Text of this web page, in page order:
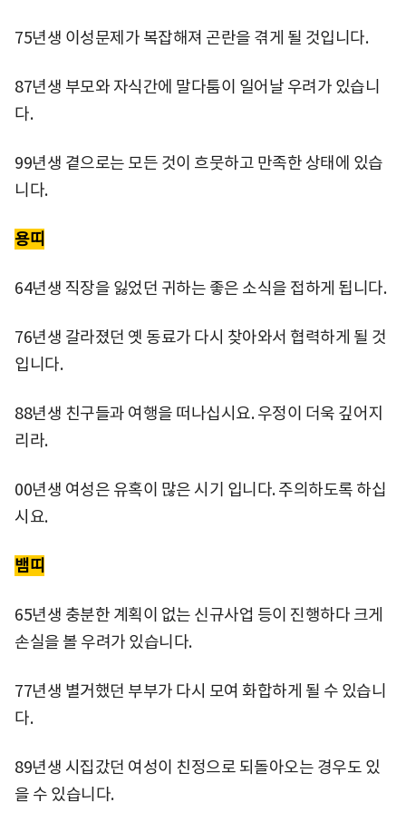
75년생 이성문제가 복잡해져 곤란을 겪게 될 것입니다.
87년생 부모와 자식간에 말다툼이 일어날 우려가 있습니
다.
99년생 곁으로는 모든 것이 흐뭇하고 만족한 상태에 있습
니다.
용띠
64년생 직장을 잃었던 귀하는 좋은 소식을 접하게 됩니다.
76년생 갈라졌던 옛 동료가 다시 찾아와서 협력하게 될 것
입니다.
88년생 친구들과 여행을 떠나십시요. 우정이 더욱 깊어지
리라.
00년생 여성은 유혹이 많은 시기 입니다. 주의하도록 하십
시요.
뱀띠
65년생 충분한 계획이 없는 신규사업 등이 진행하다 크게
손실을 볼 우려가 있습니다.
77년생 별거했던 부부가 다시 모여 화합하게 될 수 있습니
다.
89년생 시집갔던 여성이 친정으로 되돌아오는 경우도 있
을 수 있습니다.